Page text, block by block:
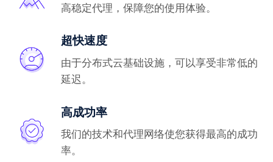
高稳定代理，保障您的使用体验。
超快速度
由于分布式云基础设施，可以享受非常低的
延迟。
高成功率
我们的技术和代理网络使您获得最高的成功
率。